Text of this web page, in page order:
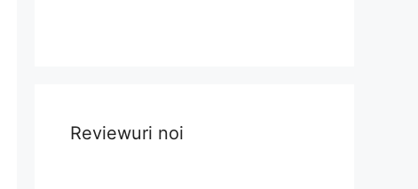
Reviewuri noi